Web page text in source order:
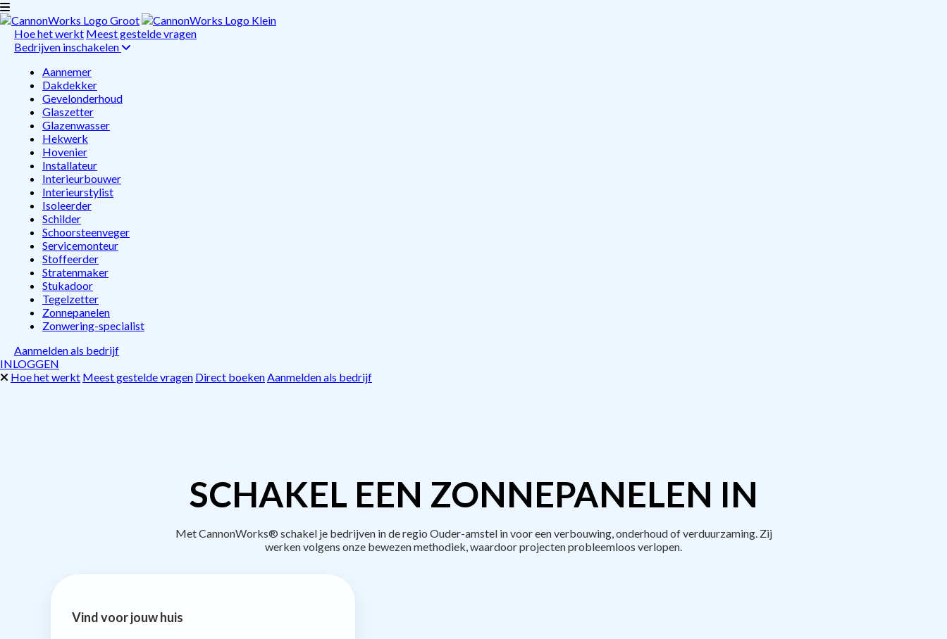
Hoe het werkt Meest gestelde vragen
Bedrijven inschakelen
Aannemer
Dakdekker
Gevelonderhoud
Glaszetter
Glazenwasser
Hekwerk
Hovenier
Installateur
Interieurbouwer
Interieurstylist
Isoleerder
Schilder
Schoorsteenveger
Servicemonteur
Stoffeerder
Stratenmaker
Stukadoor
Tegelzetter
Zonnepanelen
Zonwering-specialist
Aanmelden als bedrijf
INLOGGEN
Hoe het werkt Meest gestelde vragen Direct boekenAanmelden als bedrijf
SCHAKEL EEN ZONNEPANELEN IN
Met CannonWorks® schakel je bedrijven in de regio Ouder-amstel in voor een verbouwing, onderhoud of verduurzaming. Zij
werken volgens onze bewezen methodiek, waardoor projecten probleemloos verlopen.
Vind voor jouw huis